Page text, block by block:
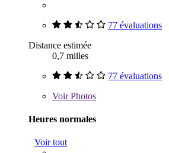
77 évaluations
Distance estimée
0,7 milles
77 évaluations
VoirPhotos
Heures normales
Voir tout